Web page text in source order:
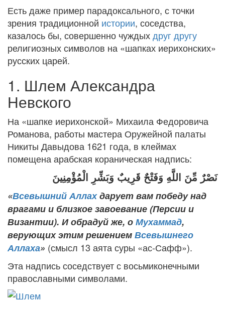
Есть даже пример парадоксального, с точки
зрения традиционной истории, соседства,
казалось бы, совершенно чуждыхдруг другу
религиозных символов на «шапках иерихонских»
русских царей.
1. Шлем Александра
Невского
На «шапке иерихонской» Михаила Федоровича
Романова, работы мастера Оружейной палаты
Никиты Давыдова 1621 года, в клеймах
помещена арабская кораническая надпись:
نَصْرٌ مِّنَ اللَّهِ وَفَتْحٌ قَرِيبٌ وَبَشِّرِ الْمُؤْمِنِينَ
«Всевышний Аллахдарует вам победу над
врагами и близкое завоевание (Персии и
Византии). И обрадуй же, оМухаммад,
верующих этим решениемВсевышнего
Аллаха» (смысл 13 аята суры «ас-Сафф»).
Эта надпись соседствует с восьмиконечными
православными символами.